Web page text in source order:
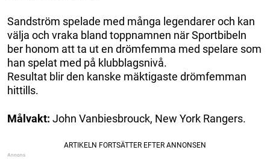
Sandström spelade med många legendarer och kan
välja och vraka bland toppnamnen när Sportbibeln
ber honom att ta ut en drömfemma med spelare som
han spelat med på klubblagsnivå.
Resultat blir den kanske mäktigaste drömfemman
hittills.
Målvakt: John Vanbiesbrouck, New York Rangers.